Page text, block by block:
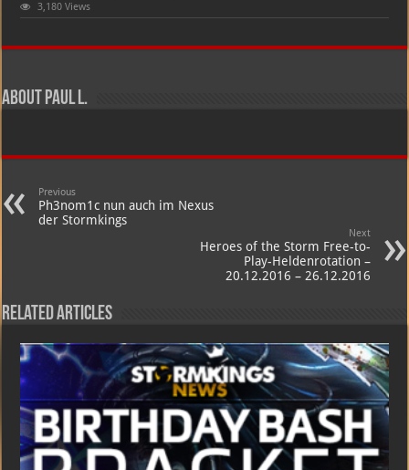
„E“
Heroes
3,180 Views
About Paul L.
Previous
Ph3nom1c nun auch im Nexus
der Stormkings
Next
Heroes of the Storm Free-to-
Play-Heldenrotation –
20.12.2016 – 26.12.2016
Related Articles